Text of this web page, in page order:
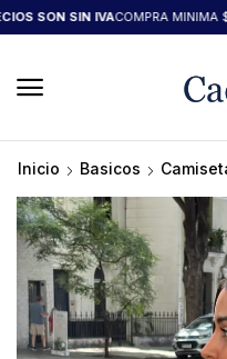
SON SIN IVACOMPRA MINIMA
Inicio Basicos